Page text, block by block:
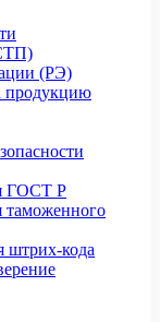
(РЭ)
продукцию
ГОСТ Р
таможенного
штрих-кода